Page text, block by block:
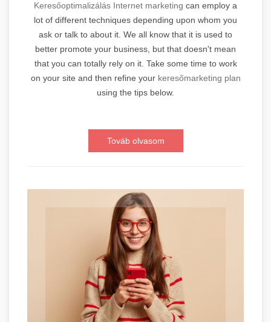
Keresőoptimalizálás Internet marketing can employ a
lot of different techniques depending upon whom you
ask or talk to about it. We all know that it is used to
better promote your business, but that doesn't mean
that you can totally rely on it. Take some time to work
on your site and then refine your keresőmarketing plan
using the tips below.
Továb olvasom